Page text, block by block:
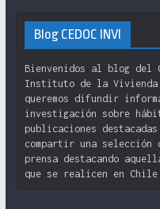
Blog CEDOC INVI
Bienvenidos al blog del
Instituto de la
queremos difundir
investigación sobre
publicaciones destacadas
compartir una selección
prensa destacando
que se realicen en